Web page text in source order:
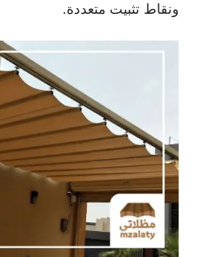
ونقاط تثبيت متعددة.